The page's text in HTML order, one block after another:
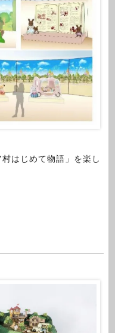
はじめて物語」を楽し